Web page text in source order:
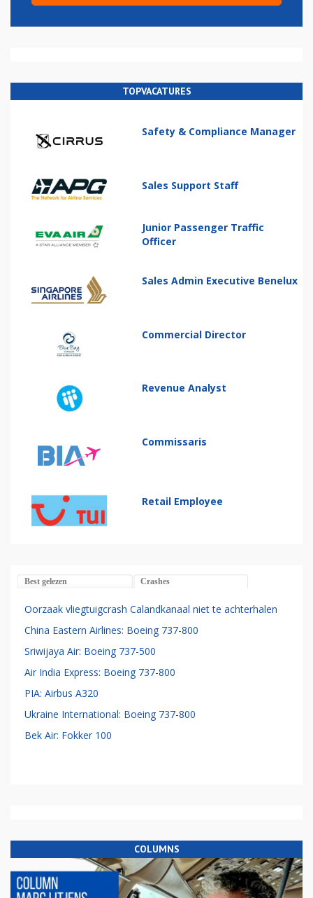
TOPVACATURES
Safety & Compliance Manager
Sales Support Staff
Junior Passenger Traffic
Officer
Sales Admin Executive Benelux
Commercial Director
Revenue Analyst
Commissaris
Retail Employee
Best gelezen Crashes
Oorzaak vliegtuigcrash Calandkanaal niet te achterhalen
China Eastern Airlines: Boeing 737-800
Sriwijaya Air: Boeing 737-500
Air India Express: Boeing 737-800
PIA: Airbus A320
Ukraine International: Boeing 737-800
Bek Air: Fokker 100
COLUMNS